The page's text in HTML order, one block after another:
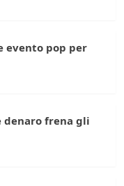
evento pop per
denaro frena gli